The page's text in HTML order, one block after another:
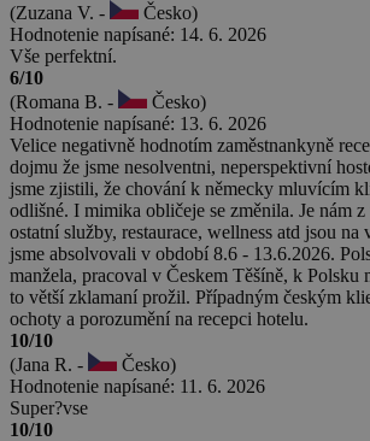
(Zuzana V. -
Česko)
Hodnotenie napísané: 14. 6. 2026
Vše perfektní.
6/10
(Romana B. -
Česko)
Hodnotenie napísané: 13. 6. 2026
Velice negativně hodnotím zaměstnankyně
dojmu že jsme nesolventni, neperspektivní
jsme zjistili, že chování k německy mluvícím
odlišné. I mimika obličeje se změnila. Je nám
ostatní služby, restaurace, wellness atd jsou
jsme absolvovali v období 8.6 - 13.6.2026.
manžela, pracoval v Českem Těšíně, k Polsku
to větší zklamaní prožil. Případným českým
ochoty a porozumění na recepci hotelu.
10/10
(Jana R. -
Česko)
Hodnotenie napísané: 11. 6. 2026
Super?vse
10/10